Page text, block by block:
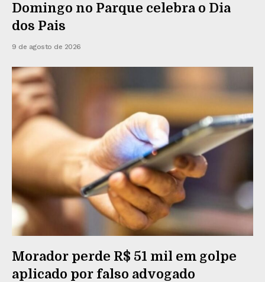
Domingo no Parque celebra o Dia
dos Pais
9 de agosto de 2026
Morador perde R$ 51 mil em golpe
aplicado por falso advogado